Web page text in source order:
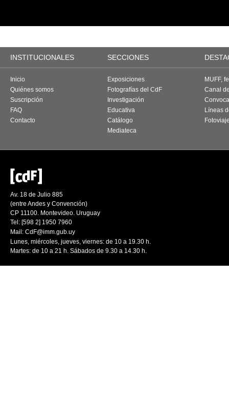
INSTITUCIONALES SECCIONES
Inicio
Quiénes somos
Suscripción
FAQ
Contacto
Exposiciones
Fotografías del CdF
Investigación
Educativa
Catálogo
Mediateca
MUFF,
Canal
Líneas
Av. 18 de Julio 885
(entre Andes y Convención)
CP 11100. Montevideo. Uruguay
Tel: [598 2] 1950 7960
Mail: CdF@imm.gub.uy
Lunes, miércoles, jueves, viernes: de 10 a 19.30 h.
Martes: de 10 a 21 h. Sábados de 9.30 a 14.30 h.